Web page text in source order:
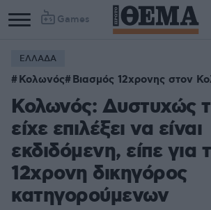
Games
ΕΛΛΑΔΑ
Κολωνός Βιασμός 12χρονης στον
Κολωνός: Δυστυχώς
είχε επιλέξει να είναι
εκδιδόμενη, είπε για
12χρονη δικηγόρος
κατηγορούμενων